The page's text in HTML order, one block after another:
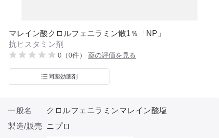
マレイン酸クロルフェニラミン散1％「NP」
抗ヒスタミン剤
0（0件） 薬の評価を見る
同薬効薬剤
一般名
クロルフェニラミンマレイン酸塩
製造/販売
ニプロ